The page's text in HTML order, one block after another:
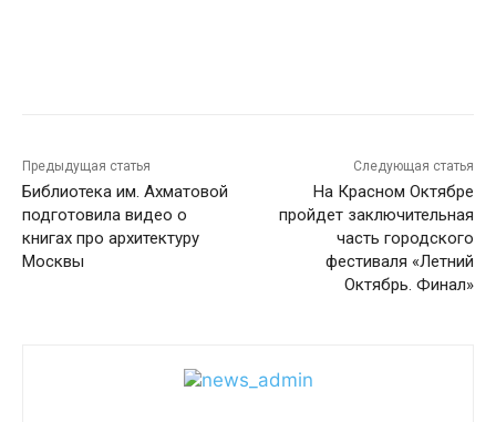
Предыдущая статья
Библиотека им. Ахматовой
подготовила видео о
книгах про архитектуру
Москвы
Следующая статья
На Красном Октябре
пройдет заключительная
часть городского
фестиваля «Летний
Октябрь. Финал»